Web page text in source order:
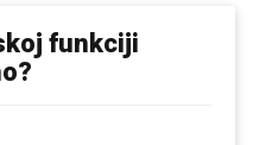
funkciji